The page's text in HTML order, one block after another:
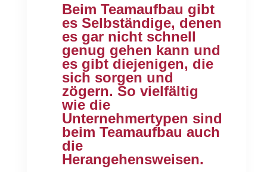
Beim Teamaufbau gibt
es Selbständige, denen
es gar nicht schnell
genug gehen kann und
es gibt diejenigen, die
sich sorgen und
zögern. So vielfältig
wie die
Unternehmertypen sind
beim Teamaufbau auch
die
Herangehensweisen.